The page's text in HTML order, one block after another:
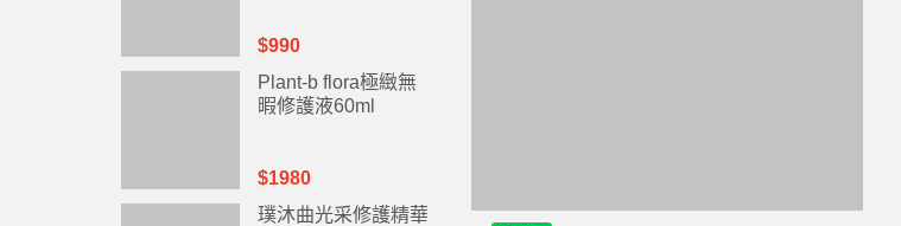
$990
Plant-b flora極緻無
暇修護液60ml
$1980
璞沐曲光采修護精華